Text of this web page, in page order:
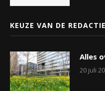
KEUZE VAN DE REDACTIE
Alles
20 juli